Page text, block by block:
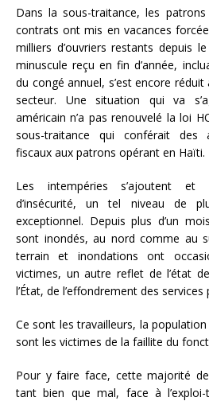
Dans la sous-traitance, les
contrats ont mis en vacances
milliers d’ouvriers restants depuis
minuscule reçu en fin d’année,
du congé annuel, s’est encore
secteur. Une situation qui va
américain n’a pas renouvelé la loi
sous-traitance qui conférait des
fiscaux aux patrons opérant en Haïti.
Les intempéries s’ajoutent et
d’insécurité, un tel niveau de
exceptionnel. Depuis plus d’un
sont inondés, au nord comme au
terrain et inondations ont
victimes, un autre reflet de l’état
l’État, de l’effondrement des services
Ce sont les travailleurs, la
sont les victimes de la faillite du
Pour y faire face, cette majorité de
tant bien que mal, face à